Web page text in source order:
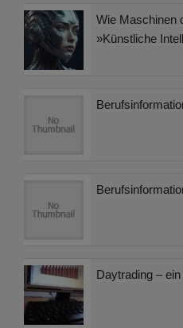
Wie Maschinen
»Künstliche
Daytrading –